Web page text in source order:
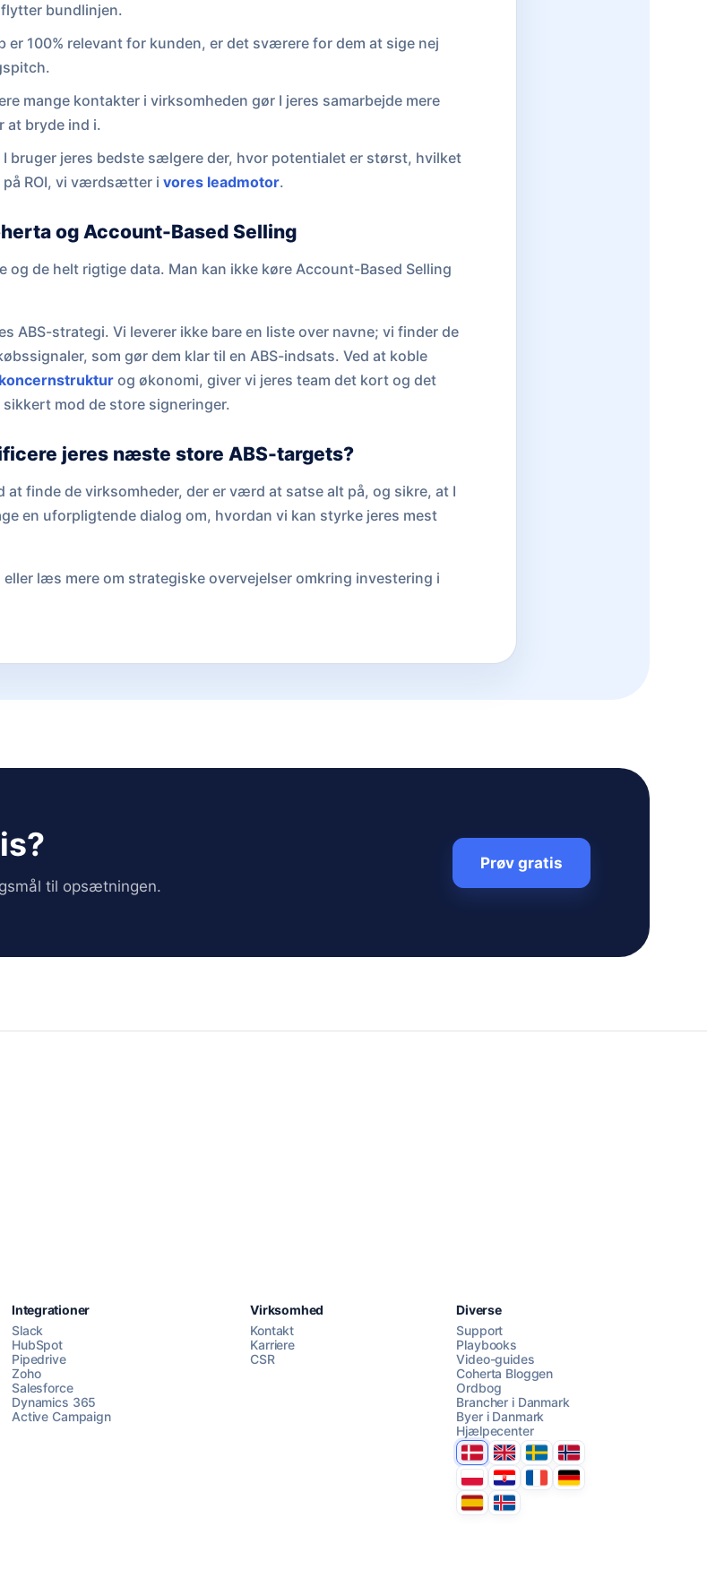
bundlinjen.
er 100% relevant for kunden, er det sværere for dem at sige nej
mange kontakter i virksomheden gør I jeres samarbejde mere
at bryde ind i.
I bruger jeres bedste sælgere der, hvor potentialet er størst, hvilket
på ROI, vi værdsætter ivores leadmotor.
og Account-Based Selling
de helt rigtige data. Man kan ikke køre Account-Based Selling
ABS-strategi. Vi leverer ikke bare en liste over navne; vi finder de
som gør dem klar til en ABS-indsats. Ved at koble
koncernstrukturog økonomi, giver vi jeres team det kort og det
mod de store signeringer.
jeres næste store ABS-targets?
finde de virksomheder, der er værd at satse alt på, og sikre, at I
en uforpligtende dialog om, hvordan vi kan styrke jeres mest
eller læs mere om strategiske overvejelser omkring investering i
til opsætningen.
Prøv gratis
AI Campaign Assist
Integrationer
Slack
HubSpot
Pipedrive
Zoho
Salesforce
Dynamics 365
Active Campaign
Virksomhed
Kontakt
Karriere
CSR
Diverse
Support
Playbooks
Video-guides
Coherta Bloggen
Ordbog
Brancher i Danmark
Byer i Danmark
Hjælpecenter
DanmarkUnited Kingdom
SverigeNorge
PolskaHrvatskaFranceDeutschland
EspanaÍsland